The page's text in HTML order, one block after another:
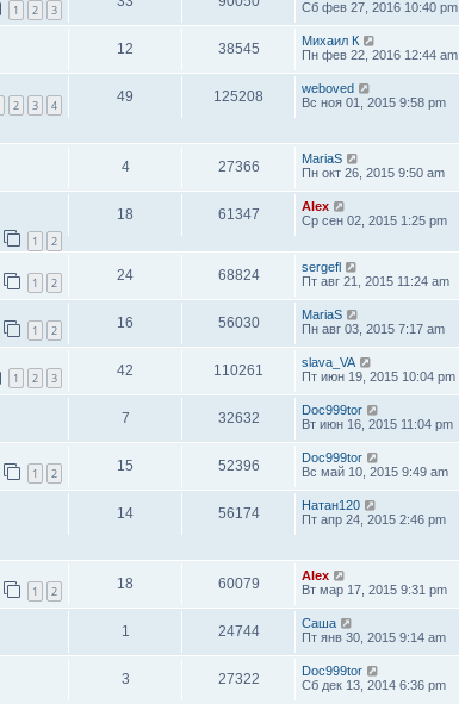
1 2 3
Сб фев 27, 2016 10:40 pm
12 38545
Михаил К
Пн фев 22, 2016 12:44 am
2 3 4
49 125208
weboved
Вс ноя 01, 2015 9:58 pm
4 27366
MariaS
Пн окт 26, 2015 9:50 am
1 2
18 61347
Alex
Ср сен 02, 2015 1:25 pm
1 2
24 68824
sergefl
Пт авг 21, 2015 11:24 am
1 2
16 56030
MariaS
Пн авг 03, 2015 7:17 am
1 2 3
42 110261
slava_VA
Пт июн 19, 2015 10:04 pm
7 32632
Doc999tor
Вт июн 16, 2015 11:04 pm
1 2
15 52396
Doc999tor
Вс май 10, 2015 9:49 am
14 56174
Натан120
Пт апр 24, 2015 2:46 pm
1 2
18 60079
Alex
Вт мар 17, 2015 9:31 pm
1 24744
Саша
Пт янв 30, 2015 9:14 am
3 27322
Doc999tor
Сб дек 13, 2014 6:36 pm